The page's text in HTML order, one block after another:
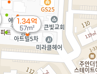
1.34억
57m²